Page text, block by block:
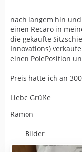
nach langem hin
einen Recaro in
die gekaufte
Innovations)
einen PolePosition
Preis hätte ich an
Liebe Grüße
Ramon
Bilder